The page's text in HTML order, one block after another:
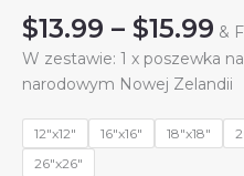
$13.99 – $15.99 &
W zestawie: 1 x poszewka
narodowym Nowej Zelandii
12"x12" 16"x16" 18"x18"
26"x26"